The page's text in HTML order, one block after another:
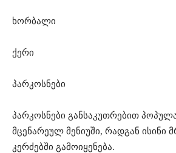
ხორბალი
ქერი
პარკოსნები
პარკოსნები განსაკუთრებით
მცენარეულ მენიუში, რადგან ისინი
კერძებში გამოიყენება.